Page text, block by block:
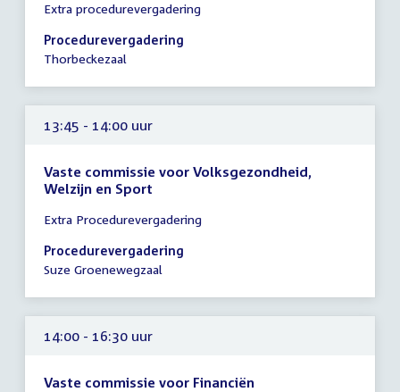
vergadering
13:30
-
uur
Extra procedurevergadering
Procedurevergadering
Thorbeckezaal
13:45 - 14:00 uur
Vaste commissie voor Volksgezondheid,
Welzijn en Sport
vergadering
13:45
-
uur
Extra Procedurevergadering
Procedurevergadering
Suze Groenewegzaal
14:00 - 16:30 uur
Vaste commissie voor Financiën